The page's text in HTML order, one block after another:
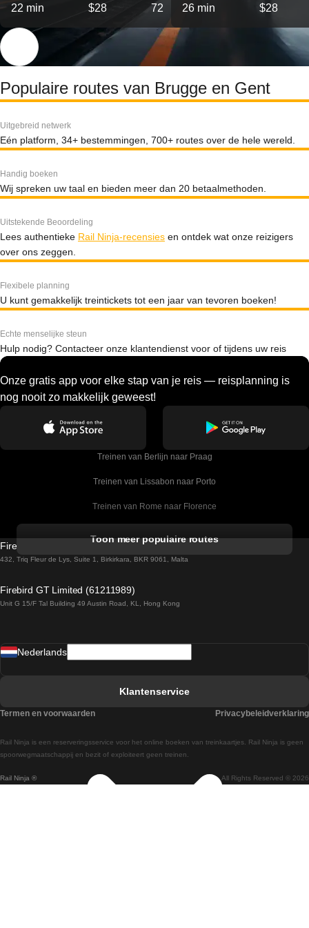
22 min $28 72 26 min $28
Populaire routes van Brugge en Gent
Uitgebreid netwerk
Eén platform, 34+ bestemmingen, 700+ routes over de hele wereld.
Handig boeken
Wij spreken uw taal en bieden meer dan 20 betaalmethoden.
Uitstekende Beoordeling
Lees authentieke Rail Ninja-recensies en ontdek wat onze reizigers
over ons zeggen.
Flexibele planning
U kunt gemakkelijk treintickets tot een jaar van tevoren boeken!
Echte menselijke steun
Hulp nodig? Contacteer onze klantendienst voor of tijdens uw reis
Onze gratis app voor elke stap van je reis — reisplanning is
nog nooit zo makkelijk geweest!
Treinen van Berlijn naar Praag
Treinen van Lissabon naar Porto
Treinen van Rome naar Florence
Treinen van Sevilla naar Barcelona
Treinen van Praag naar Wenen
Treinen van Wenen naar Salzburg
Treinen van Wenen naar Praag
Toon meer populaire routes
Firebird GT Limited (OC 1451)
432, Triq Fleur de Lys, Suite 1, Birkirkara, BKR 9061, Malta
Firebird GT Limited (61211989)
Unit G 15/F Tal Building 49 Austin Road, KL, Hong Kong
Rail Ninja ® All Rights Reserved © 2026
Rail Ninja is een reserveringsservice voor het online boeken van treinkaartjes. Rail Ninja is geen
spoorwegmaatschappij en bezit of exploiteert geen treinen.
Nederlands
Klantenservice
Termen en voorwaarden Privacybeleidverklaring